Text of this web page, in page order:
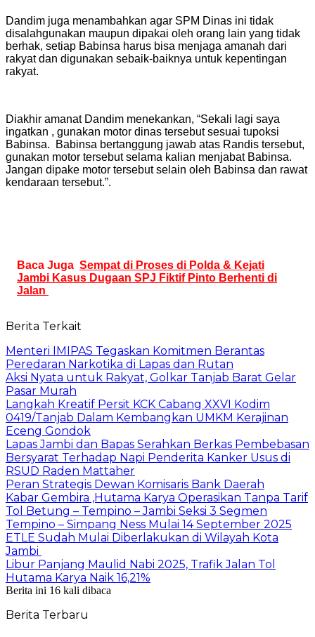
Dandim juga menambahkan agar SPM Dinas ini tidak
disalahgunakan maupun dipakai oleh orang lain yang tidak
berhak, setiap Babinsa harus bisa menjaga amanah dari
rakyat dan digunakan sebaik-baiknya untuk kepentingan
rakyat.
Diakhir amanat Dandim menekankan, “Sekali lagi saya
ingatkan , gunakan motor dinas tersebut sesuai tupoksi
Babinsa. Babinsa bertanggung jawab atas Randis tersebut,
gunakan motor tersebut selama kalian menjabat Babinsa.
Jangan dipake motor tersebut selain oleh Babinsa dan rawat
kendaraan tersebut.”.
Baca Juga Sempat di Proses di Polda & Kejati
Jambi Kasus Dugaan SPJ Fiktif Pinto Berhenti di
Jalan
Berita Terkait
Menteri IMIPAS Tegaskan Komitmen Berantas
Peredaran Narkotika di Lapas dan Rutan
Aksi Nyata untuk Rakyat, Golkar Tanjab Barat Gelar
Pasar Murah
Langkah Kreatif Persit KCK Cabang XXVI Kodim
0419/Tanjab Dalam Kembangkan UMKM Kerajinan
Eceng Gondok
Lapas Jambi dan Bapas Serahkan Berkas Pembebasan
Bersyarat Terhadap Napi Penderita Kanker Usus di
RSUD Raden Mattaher
Peran Strategis Dewan Komisaris Bank Daerah
Kabar Gembira ,Hutama Karya Operasikan Tanpa Tarif
Tol Betung – Tempino – Jambi Seksi 3 Segmen
Tempino – Simpang Ness Mulai 14 September 2025
ETLE Sudah Mulai Diberlakukan di Wilayah Kota
Jambi
Libur Panjang Maulid Nabi 2025, Trafik Jalan Tol
Hutama Karya Naik 16,21%
Berita ini 16 kali dibaca
Berita Terbaru